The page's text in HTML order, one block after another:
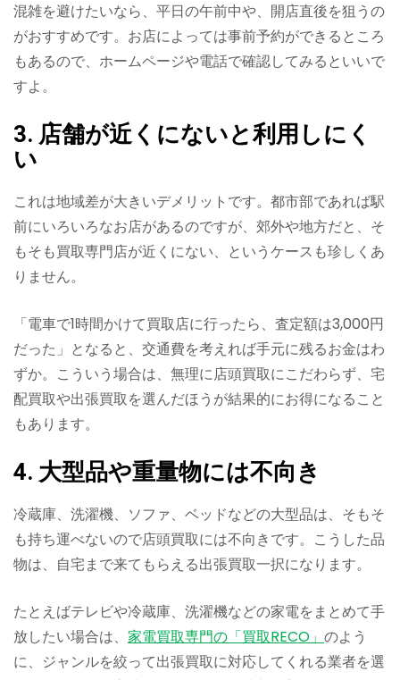
混雑を避けたいなら、平日の午前中や、開店直後を狙うの
がおすすめです。お店によっては事前予約ができるところ
もあるので、ホームページや電話で確認してみるといいで
すよ。
3. 店舗が近くにないと利用しにく
い
これは地域差が大きいデメリットです。都市部であれば駅
前にいろいろなお店があるのですが、郊外や地方だと、そ
もそも買取専門店が近くにない、というケースも珍しくあ
りません。
「電車で1時間かけて買取店に行ったら、査定額は3,000円
だった」となると、交通費を考えれば手元に残るお金はわ
ずか。こういう場合は、無理に店頭買取にこだわらず、宅
配買取や出張買取を選んだほうが結果的にお得になること
もあります。
4. 大型品や重量物には不向き
冷蔵庫、洗濯機、ソファ、ベッドなどの大型品は、そもそ
も持ち運べないので店頭買取には不向きです。こうした品
物は、自宅まで来てもらえる出張買取一択になります。
たとえばテレビや冷蔵庫、洗濯機などの家電をまとめて手
放したい場合は、 家電買取専門の「買取RECO」 のよう
に、ジャンルを絞って出張買取に対応してくれる業者を選